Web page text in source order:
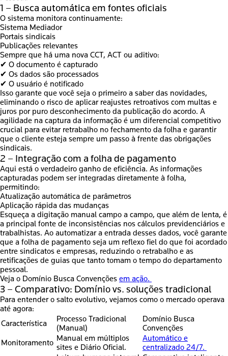
1 – Busca automática em fontes oficiais
O sistema monitora continuamente:
Sistema Mediador
Portais sindicais
Publicações relevantes
Sempre que há uma nova CCT, ACT ou aditivo:
✔ O documento é capturado
✔ Os dados são processados
✔ O usuário é notificado
Isso garante que você seja o primeiro a saber das novidades,
eliminando o risco de aplicar reajustes retroativos com multas e
juros por puro desconhecimento da publicação do acordo. A
agilidade na captura da informação é um diferencial competitivo
crucial para evitar retrabalho no fechamento da folha e garantir
que o cliente esteja sempre um passo à frente das obrigações
sindicais.
2 – Integração com a folha de pagamento
Aqui está o verdadeiro ganho de eficiência. As informações
capturadas podem ser integradas diretamente à folha,
permitindo:
Atualização automática de parâmetros
Aplicação rápida das mudanças
Esqueça a digitação manual campo a campo, que além de lenta, é
a principal fonte de inconsistências nos cálculos previdenciários e
trabalhistas. Ao automatizar a entrada desses dados, você garante
que a folha de pagamento seja um reflexo fiel do que foi acordado
entre sindicatos e empresas, reduzindo o retrabalho e as
retificações de guias que tanto tomam o tempo do departamento
pessoal.
Veja o Domínio Busca Convenções em ação.
3 – Comparativo: Domínio vs. soluções tradicional
Para entender o salto evolutivo, vejamos como o mercado operava
até agora:
Característica
Processo Tradicional
(Manual)
Domínio Busca
Convenções
Monitoramento Manual em múltiplos
sites e Diário Oficial.
Automático e
centralizado 24/7.